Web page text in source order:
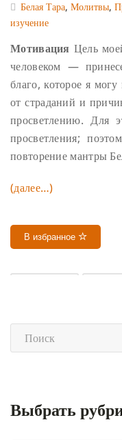
Белая Тара, Молитвы,
изучение
Мотивация Цель
человеком —
благо, которое я
от страданий и
просветлению. Для
просветления;
повторение мантры
(далее…)
В избранное
Выбрать